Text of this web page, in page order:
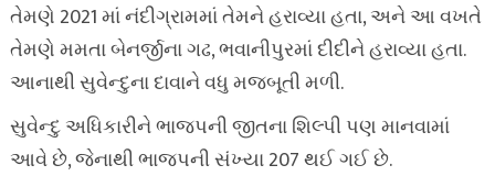
તેમણે 2021 માં નંદીગ્રામમાં તેમને હરાવ્યા હતા, અને આ વખતે
તેમણે મમતા બેનર્જીના ગઢ, ભવાનીપુરમાં દીદીને હરાવ્યા હતા.
આનાથી સુવેન્દુના દાવાને વધુ મજબૂતી મળી.
સુવેન્દુ અધિકારીને ભાજપની જીતના શિલ્પી પણ માનવામાં
આવે છે, જેનાથી ભાજપની સંખ્યા 207 થઈ ગઈ છે.